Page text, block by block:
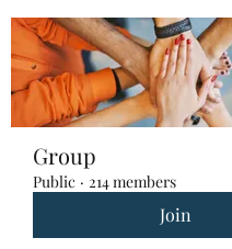
Group
Public · 214 members
Join